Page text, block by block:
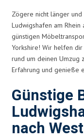
Zögere nicht länger
Ludwigshafen am Rhein
günstigen
Yorkshire! Wir helfen
rund um deinen Umzug
Erfahrung und genieße
Günstige
nach